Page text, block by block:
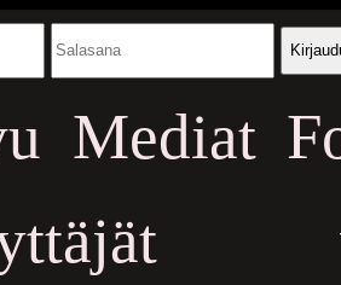
Mediat